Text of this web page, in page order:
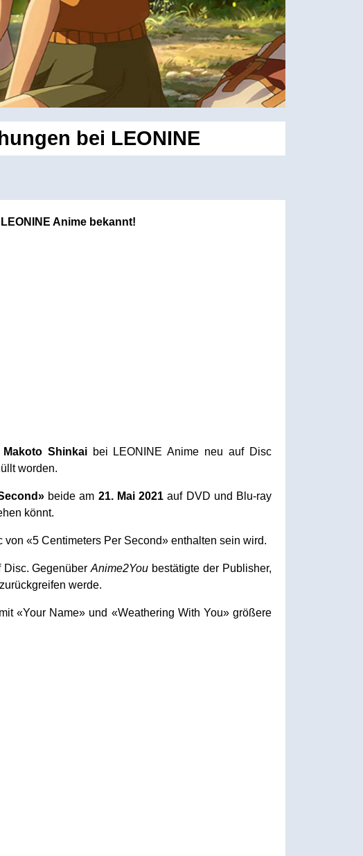
bei LEONINE
Anime bekannt!
Makoto Shinkai bei LEONINE Anime neu auf Disc
worden.
beide am 21. Mai 2021auf DVD und Blu-ray
könnt.
von «5 Centimeters Per Second» enthalten sein wird.
Disc. GegenüberAnime2You bestätigte der Publisher,
werde.
«Your Name» und «Weathering With You» größere